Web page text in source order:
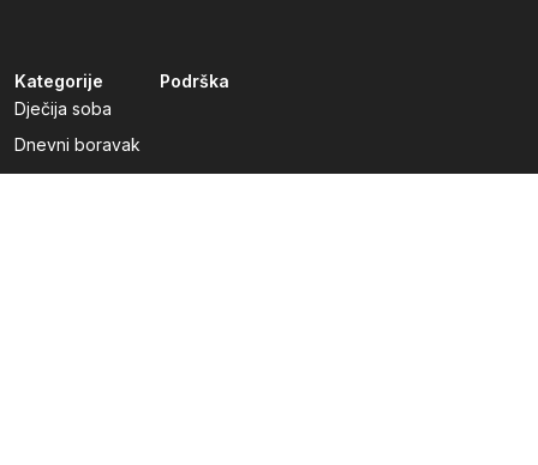
Kategorije
Dječija soba
Dnevni boravak
Kuhinje po mjeri
Podrška